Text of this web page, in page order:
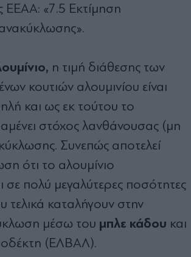
ΕΕΑΑ: «7.5 Εκτίµηση
η τιµή διάθεσης των
κουτιών αλουµινίου είναι
και ως εκ τούτου το
στόχος λανθάνουσας (µη
Συνεπώς αποτελεί
ότι το αλουµίνιο
σε πολύ µεγαλύτερες ποσότητες
τελικά καταλήγουν στην
µέσω του µπλε κάδου και
(ΕΛΒΑΛ).